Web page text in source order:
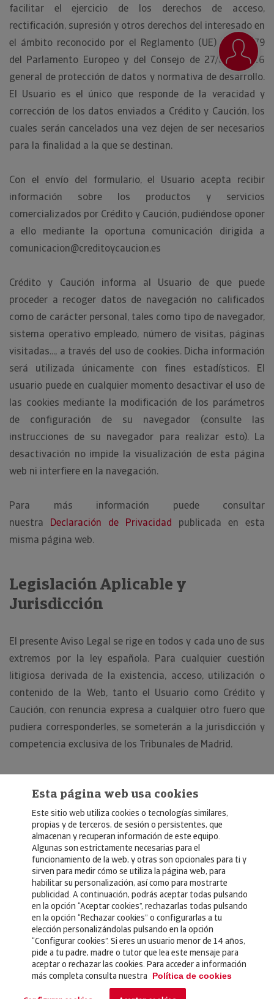
facilitar el ejercicio de los derechos de acceso,
rectificación, supresión y otros derechos del interesado en
el ámbito reconocido por el Reglamento (UE) 2016/679
del Parlamento Europeo y del Consejo de 27/abril/2016
general de protección de datos y normativa de desarrollo.
El Usuario es el único que responde de la veracidad y
corrección de los datos enviados a Crédito y Caución, los
cuales serán cancelados una vez dejen de ser necesarios
para la finalidad a la que se destinan.
Con el envío del formulario, el Usuario acepta recibir
información sobre los productos y servicios
comercializados por Crédito y Caución, pudiéndose oponer
a ello mediante la oportuna comunicación dirigida a
comunicacion@creditoycaucion.es
Crédito y Caución informa al Usuario de que puede
proceder a recoger datos de navegación no calificados
como de carácter personal, tales como tipo de navegador,
sistema operativo empleado, número de visitas, páginas
visitadas..., a través del uso de cookies. Dicha información
será utilizada únicamente con fines estadísticos. El
usuario puede en cualquier momento desactivar el uso de
las cookies mediante la modificación de los parámetros
de configuración de su navegador (consulte las
instrucciones de su navegador para realizar esto). La
desactivación no impide la visualización de esta página
web ni interfiere en la navegación.
Para más información puede consultar
nuestra Declaración de Privacidad publicada en esta
misma página web.
Legislación Aplicable y
Jurisdicción
El presente Aviso Legal se rige en todos y cada uno de sus
extremos por la ley española. Para cualquier cuestión
litigiosa derivada de la existencia, acceso, utilización o
contenido de la Web, tanto el Usuario como Crédito y
Caución, con renuncia expresa a cualquier otro fuero que
pudiera corresponderles, se someterán a la jurisdicción y
competencia exclusiva de los Tribunales de Madrid.
© Copyright 2026, Crédito y Caución
Aviso Legal
Política de Privacidad
RGPD
Política de Cookies
Seguros
Noticias
Esta página web usa cookies
Este sitio web utiliza cookies o tecnologías similares,
propias y de terceros, de sesión o persistentes, que
almacenan y recuperan información de este equipo.
Algunas son estrictamente necesarias para el
funcionamiento de la web, y otras son opcionales para ti y
sirven para medir cómo se utiliza la página web, para
habilitar su personalización, así como para mostrarte
publicidad. A continuación, podrás aceptar todas pulsando
en la opción “Aceptar cookies”, rechazarlas todas pulsando
en la opción “Rechazar cookies” o configurarlas a tu
elección personalizándolas pulsando en la opción
“Configurar cookies”. Si eres un usuario menor de 14 años,
pide a tu padre, madre o tutor que lea este mensaje para
aceptar o rechazar las cookies. Para acceder a información
más completa consulta nuestra
Política de cookies